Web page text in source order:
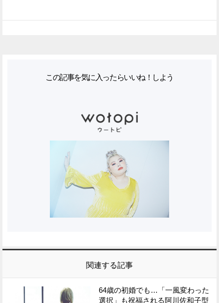
この記事を気に入ったらいいね！しよう
関連する記事
64歳の初婚でも…「一風変わった
選択」も祝福される阿川佐和子型